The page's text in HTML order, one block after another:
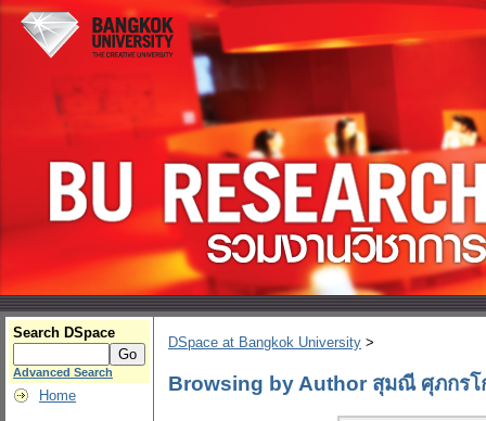
Search DSpace
Advanced Search
Home
DSpace at Bangkok University >
Browsing by Author สุมณี ศุภกรโ